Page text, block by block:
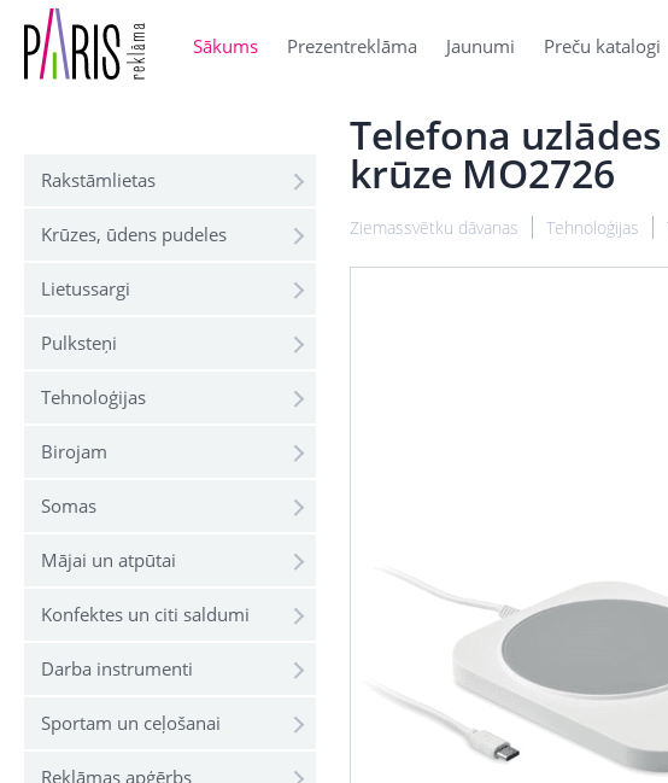
Sākums Prezentreklāma Jaunumi Preču katalogi
Rakstāmlietas
Krūzes, ūdens pudeles
Lietussargi
Pulksteņi
Tehnoloģijas
Birojam
Somas
Mājai un atpūtai
Konfektes un citi saldumi
Darba instrumenti
Sportam un ceļošanai
Reklāmas apģērbs
Telefona
krūze MO2726
Ziemassvētku dāvanas Tehnoloģijas